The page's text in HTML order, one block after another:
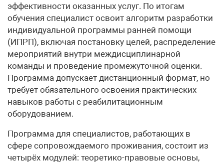
эффективности оказанных услуг. По итогам
обучения специалист освоит алгоритм разработки
индивидуальной программы ранней помощи
(ИПРП), включая постановку целей, распределение
мероприятий внутри междисциплинарной
команды и проведение промежуточной оценки.
Программа допускает дистанционный формат, но
требует обязательного освоения практических
навыков работы с реабилитационным
оборудованием.
Программа для специалистов, работающих в
сфере сопровождаемого проживания, состоит из
четырёх модулей: теоретико-правовые основы,